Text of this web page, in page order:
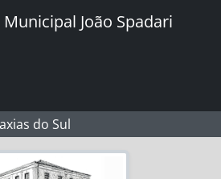
João Spadari
do Sul